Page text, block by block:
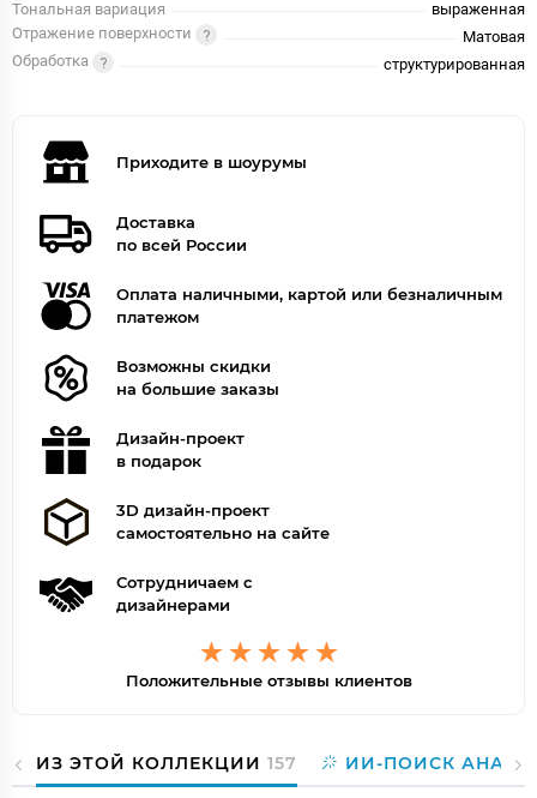
Тональная вариация
выраженная
Отражение поверхности
Матовая
Обработка
структурированная
Приходите в шоурумы
Доставка
по всей России
Оплата наличными, картой или безналичным
платежом
Возможны скидки
на большие заказы
Дизайн-проект
в подарок
3D дизайн-проект
самостоятельно на сайте
Сотрудничаем с
дизайнерами
Положительные отзывы клиентов
ИЗ ЭТОЙ КОЛЛЕКЦИИ 157 ИИ-ПОИСК